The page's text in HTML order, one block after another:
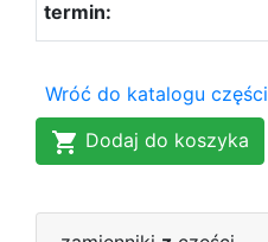
Wróć do katalogu części
Dodaj do koszyka